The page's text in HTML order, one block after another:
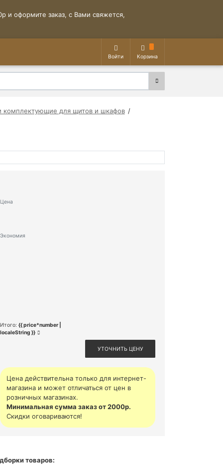
и оформите заказ, с Вами свяжется,
Войти Корзина
комплектующие для щитов и шкафов
Цена
Экономия
Итого: {{ price*number |
localeString }}
УТОЧНИТЬ ЦЕНУ
Цена действительна только для интернет-
магазина и может отличаться от цен в
розничных магазинах.
Минимальная сумма заказ от 2000р.
Скидки оговариваются!
товаров: